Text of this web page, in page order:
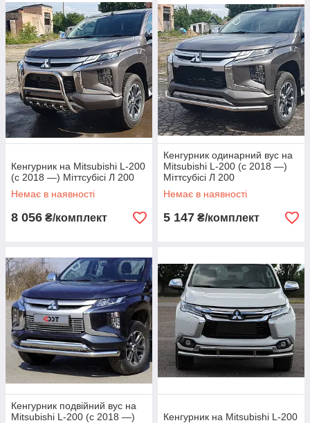
Кенгурник на Mitsubishi L-200
(c 2018 —) Міттсубісі Л 200
Немає в наявності
8 056 ₴/комплект
Кенгурник одинарний вус на
Mitsubishi L-200 (c 2018 —)
Міттсубісі Л 200
Немає в наявності
5 147 ₴/комплект
Кенгурник подвійний вус на
Mitsubishi L-200 (c 2018 —)
Кенгурник на Mitsubishi L-200